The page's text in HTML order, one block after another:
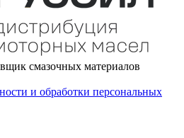
смазочных материалов
и обработки персональных